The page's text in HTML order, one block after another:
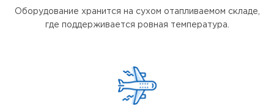
Оборудование хранится на сухом отапливаемом складе,
где поддерживается ровная температура.